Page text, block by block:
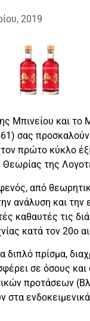
2019
Μπινείου και το
σας
πρώτο κύκλο
της
από
ανάλυση και
καθαυτές τις
κατά τον 20ο
διπλό πρίσμα,
σε όσους
προτάσεων